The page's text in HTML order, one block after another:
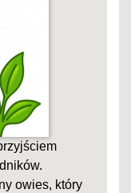
owies, który